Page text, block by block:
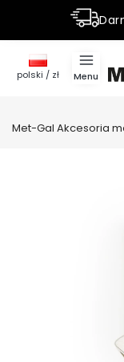
Rabaty
Menu
polski / zł
Met-Gal Akcesoria